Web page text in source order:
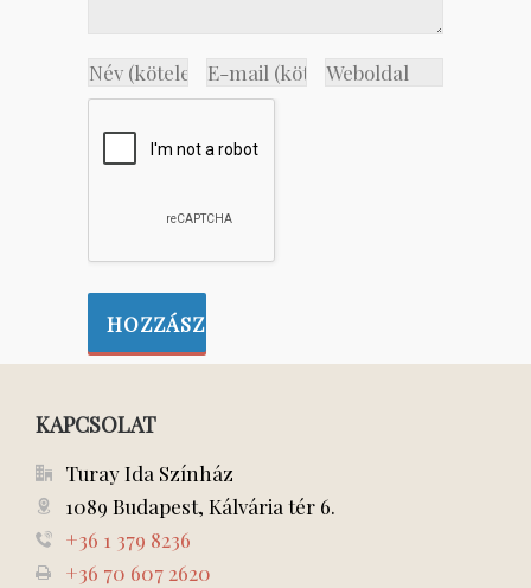
KAPCSOLAT
Turay Ida Színház
1089 Budapest, Kálvária tér 6.
+36 1 379 8236
+36 70 607 2620